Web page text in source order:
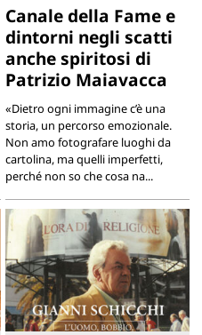
Canale della Fame e
dintorni negli scatti
anche spiritosi di
Patrizio Maiavacca
«Dietro ogni immagine c’è una
storia, un percorso emozionale.
Non amo fotografare luoghi da
cartolina, ma quelli imperfetti,
perché non so che cosa na...